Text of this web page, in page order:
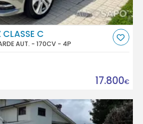
CLASSE C
AUT. - 170CV - 4P
17.800€